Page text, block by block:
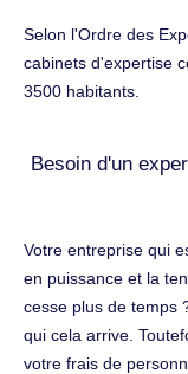
Selon l'Ordre des
cabinets d'expertise
3500 habitants.
Besoin d'un
Votre entreprise qui
en puissance et la
cesse plus de temps
qui cela arrive.
votre frais de